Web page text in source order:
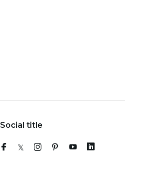
Social title